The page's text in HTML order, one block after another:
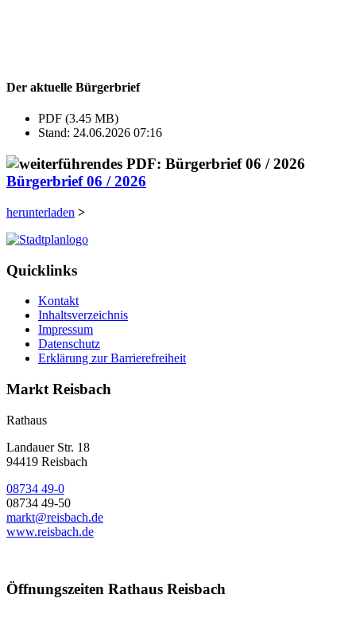
Der aktuelle Bürgerbrief
PDF (3.45 MB)
Stand: 24.06.2026 07:16
Bürgerbrief 06 / 2026
herunterladen >
Quicklinks
Kontakt
Inhaltsverzeichnis
Impressum
Datenschutz
Erklärung zur Barrierefreiheit
Markt Reisbach
Rathaus
Landauer Str. 18
94419 Reisbach
08734 49-0
08734 49-50
markt@reisbach.de
www.reisbach.de
Öffnungszeiten Rathaus Reisbach